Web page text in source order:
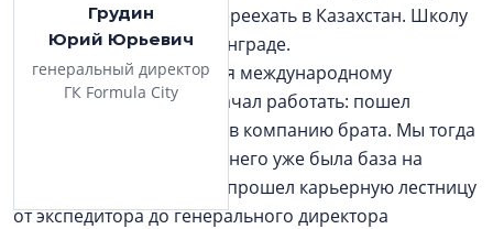
Грудин
Юрий Юрьевич
генеральный директор
ГК Formula City
как раз понадобилось переехать в Казахстан. Школу
я заканчивал уже в Ленинграде.
Поступил в Финэк, учился международному
менеджменту. С 18 лет начал работать: пошел
трудиться экспедитором в компанию брата. Мы тогда
торговали металлом, и у него уже была база на
Дальневосточном. Так я прошел карьерную лестницу
от экспедитора до генерального директора